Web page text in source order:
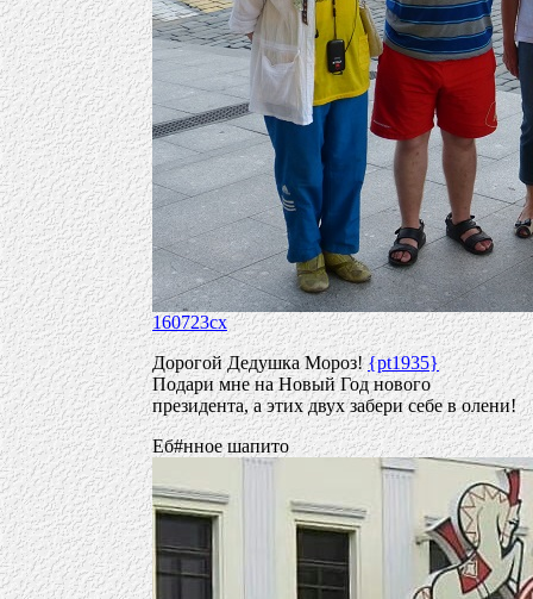
160723cx
Дорогой Дедушка Мороз!{pt1935}
Подари мне на Новый Год нового
президента, а этих двух забери себе в олени!
Еб#нное шапито